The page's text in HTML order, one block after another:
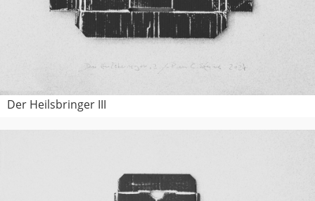
Der Heilsbringer III